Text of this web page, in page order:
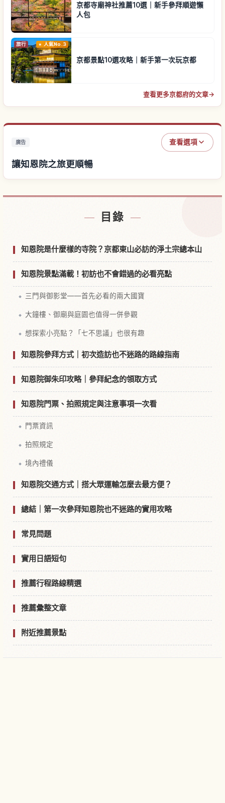
京都寺廟神社推薦10選｜新手參拜順遊懶
人包
旅行 人氣No.3
京都景點10選攻略｜新手第一次玩京都
查看更多京都府的文章→
廣告 查看選項
讓知恩院之旅更順暢
目錄
知恩院是什麼樣的寺院？京都東山必訪的淨土宗總本山
知恩院景點滿載！初訪也不會錯過的必看亮點
三門與御影堂——首先必看的兩大國寶
大鐘樓、御廟與庭園也值得一併參觀
想探索小亮點？「七不思議」也很有趣
知恩院參拜方式｜初次造訪也不迷路的路線指南
知恩院御朱印攻略｜參拜紀念的領取方式
知恩院門票、拍照規定與注意事項一次看
門票資訊
拍照規定
境內禮儀
知恩院交通方式｜搭大眾運輸怎麼去最方便？
總結｜第一次參拜知恩院也不迷路的實用攻略
常見問題
實用日語短句
推薦行程路線精選
推薦彙整文章
附近推薦景點